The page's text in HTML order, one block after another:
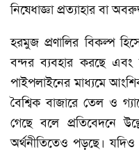
নিষেধাজ্ঞা প্রত্যাহার বা
হরমুজ প্রণালির বিকল্প
বন্দর ব্যবহার করছে
পাইপলাইনের মাধ্যমে
বৈশ্বিক বাজারে তেল ও
গেছে বলে প্রতিবেদনে
অর্থনীতিতেও পড়ছে। যদিও